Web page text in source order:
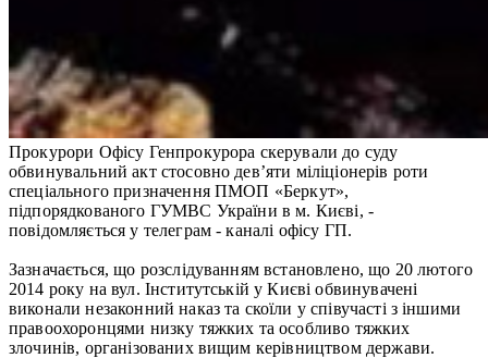
Прокурори Офісу Генпрокурора скерували до суду
обвинувальний акт стосовно дев’яти міліціонерів роти
спеціального призначення ПМОП «Беркут»,
підпорядкованого ГУМВС України в м. Києві, -
повідомляється у телеграм - каналі офісу ГП.
Зазначається, що розслідуванням встановлено, що 20 лютого
2014 року на вул. Інститутській у Києві обвинувачені
виконали незаконний наказ та скоїли у співучасті з іншими
правоохоронцями низку тяжких та особливо тяжких
злочинів, організованих вищим керівництвом держави.